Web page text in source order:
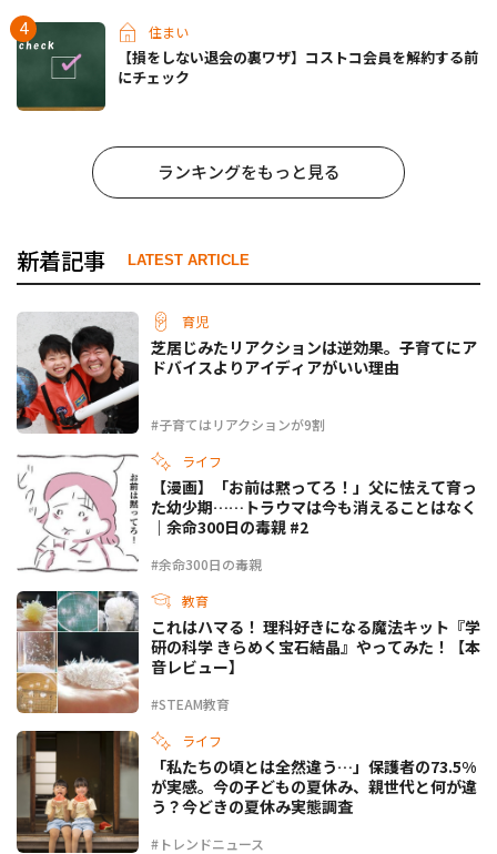
住まい
【損をしない退会の裏ワザ】コストコ会員を解約する前
にチェック
ランキングをもっと見る
新着記事 LATEST ARTICLE
育児
#子育てはリアクションが9割
芝居じみたリアクションは逆効果。子育てにア
ドバイスよりアイディアがいい理由
ライフ
#余命300日の毒親
【漫画】「お前は黙ってろ！」父に怯えて育っ
た幼少期……トラウマは今も消えることはなく
｜余命300日の毒親 #2
教育
#STEAM教育
これはハマる！ 理科好きになる魔法キット『学
研の科学 きらめく宝石結晶』やってみた！【本
音レビュー】
ライフ
#トレンドニュース
「私たちの頃とは全然違う…」保護者の73.5%
が実感。今の子どもの夏休み、親世代と何が違
う？今どきの夏休み実態調査